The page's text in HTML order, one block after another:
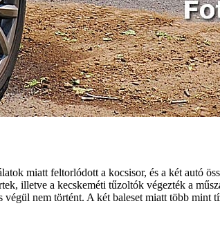
miatt feltorlódott a kocsisor, és a két autó
illetve a kecskeméti tűzoltók végezték a
nem történt. A két baleset miatt több mint